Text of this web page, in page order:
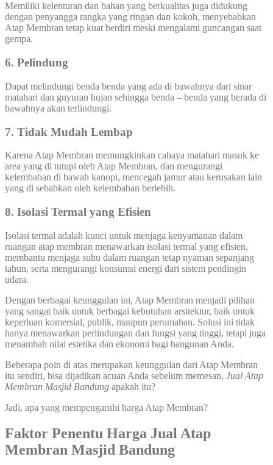
Memiliki kelenturan dan bahan yang berkualitas juga didukung
dengan penyangga rangka yang ringan dan kokoh, menyebabkan
Atap Membran tetap kuat berdiri meski mengalami guncangan saat
gempa.
6. Pelindung
Dapat melindungi benda benda yang ada di bawahnya dari sinar
matahari dan guyuran hujan sehingga benda – benda yang berada di
bawahnya akan terlindungi.
7. Tidak Mudah Lembap
Karena Atap Membran memungkinkan cahaya matahari masuk ke
area yang di tutupi oleh Atap Membran, dan mengurangi
kelembaban di bawah kanopi, mencegah jamur atau kerusakan lain
yang di sebabkan oleh kelembaban berlebih.
8. Isolasi Termal yang Efisien
Isolasi termal adalah kunci untuk menjaga kenyamanan dalam
ruangan atap membran menawarkan isolasi termal yang efisien,
membantu menjaga suhu dalam ruangan tetap nyaman sepanjang
tahun, serta mengurangi konsumsi energi dari sistem pendingin
udara.
Dengan berbagai keunggulan ini, Atap Membran menjadi pilihan
yang sangat baik untuk berbagai kebutuhan arsitektur, baik untuk
keperluan komersial, publik, maupun perumahan. Solusi ini tidak
hanya menawarkan perlindungan dan fungsi yang tinggi, tetapi juga
menambah nilai estetika dan ekonomi bagi bangunan Anda.
Beberapa poin di atas merupakan keunggulan dari Atap Membran
itu sendiri, bisa dijadikan acuan Anda sebelum memesan, Jual Atap
Membran Masjid Bandung apakah itu?
Jadi, apa yang mempengaruhi harga Atap Membran?
Faktor Penentu Harga Jual Atap
Membran Masjid Bandung